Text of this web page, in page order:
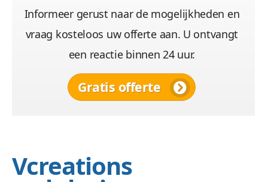
Informeer gerust naar de mogelijkheden en
vraag kosteloos uw offerte aan. U ontvangt
een reactie binnen 24 uur.
Gratis offerte
Vcreations